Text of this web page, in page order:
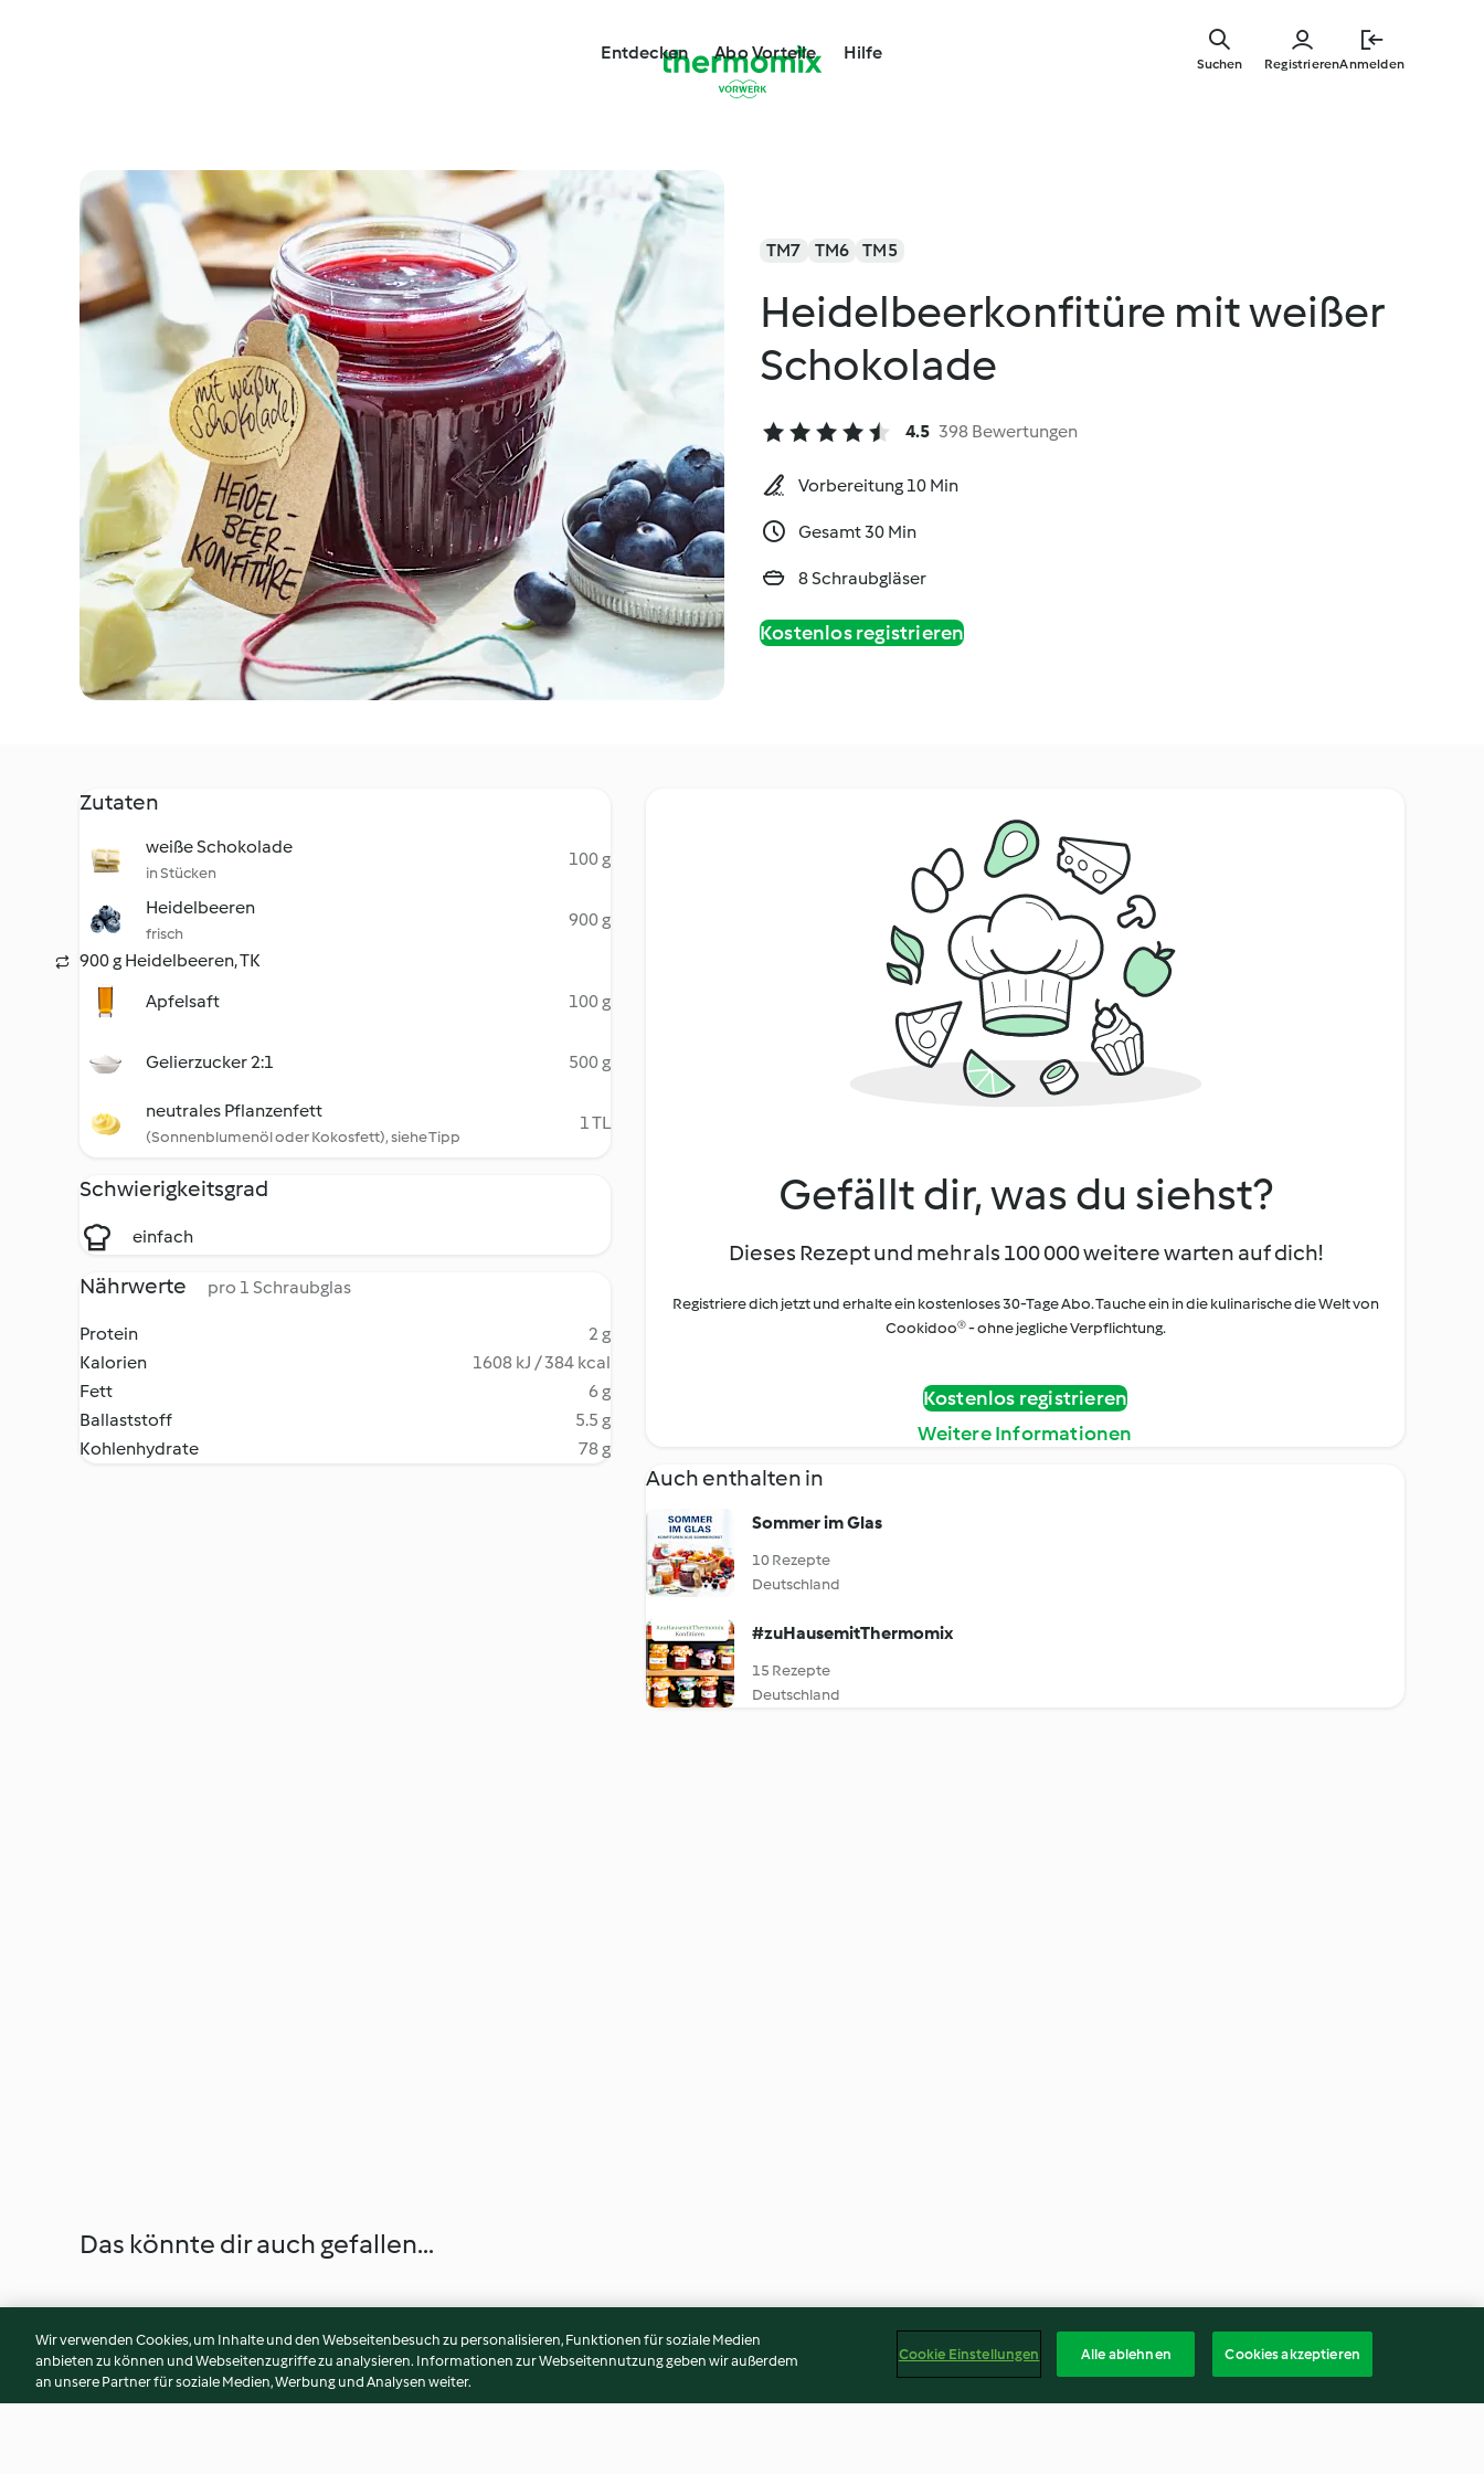
springen
Entdecken Abo Vorteile Hilfe
RegistrierenAnmelden
Suchen
TM7 TM6 TM5
Heidelbeerkonfitüre mit weißer
Schokolade
4.5 398 Bewertungen
Vorbereitung 10 Min
Gesamt 30 Min
8 Schraubgläser
Kostenlos registrieren
Zutaten
weiße Schokolade
in Stücken
100 g
Heidelbeeren
frisch
900 g
900 g Heidelbeeren, TK
Apfelsaft
100 g
Gelierzucker 2:1 500 g
neutrales Pflanzenfett
(Sonnenblumenöl oder Kokosfett), siehe Tipp
1 TL
Schwierigkeitsgrad
einfach
Nährwerte pro 1 Schraubglas
Protein
2 g
Kalorien
1608 kJ / 384 kcal
Fett
6 g
Ballaststoff
5.5 g
Kohlenhydrate
78 g
Gefällt dir, was du siehst?
Dieses Rezept und mehr als 100 000 weitere warten auf dich!
Registriere dich jetzt und erhalte ein kostenloses 30-Tage Abo. Tauche ein in die kulinarische die Welt von
Cookidoo® - ohne jegliche Verpflichtung.
Kostenlos registrieren
Weitere Informationen
Auch enthalten in
Sommer im Glas
10 Rezepte
Deutschland
#zuHausemitThermomix
15 Rezepte
Deutschland
Das könnte dir auch gefallen...
Wir verwenden Cookies, um Inhalte und den Webseitenbesuch zu personalisieren, Funktionen für soziale Medien
anbieten zu können und Webseitenzugriffe zu analysieren. Informationen zur Webseitennutzung geben wir außerdem
an unsere Partner für soziale Medien, Werbung und Analysen weiter.
Cookie Einstellungen Alle ablehnen Cookies akzeptieren